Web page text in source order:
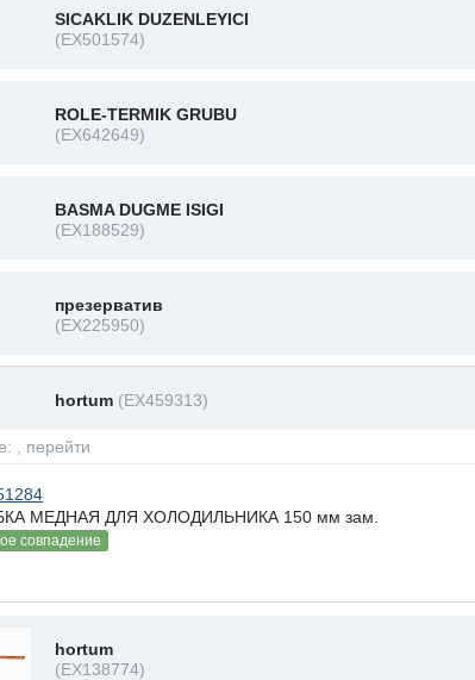
SICAKLIK DUZENLEYICI
(EX501574)
ROLE-TERMIK GRUBU
(EX642649)
BASMA DUGME ISIGI
(EX188529)
презерватив
(EX225950)
hortum (EX459313)
, перейти
МЕДНАЯ ДЛЯ ХОЛОДИЛЬНИКА 150 мм зам.
совпадение
hortum
(EX138774)